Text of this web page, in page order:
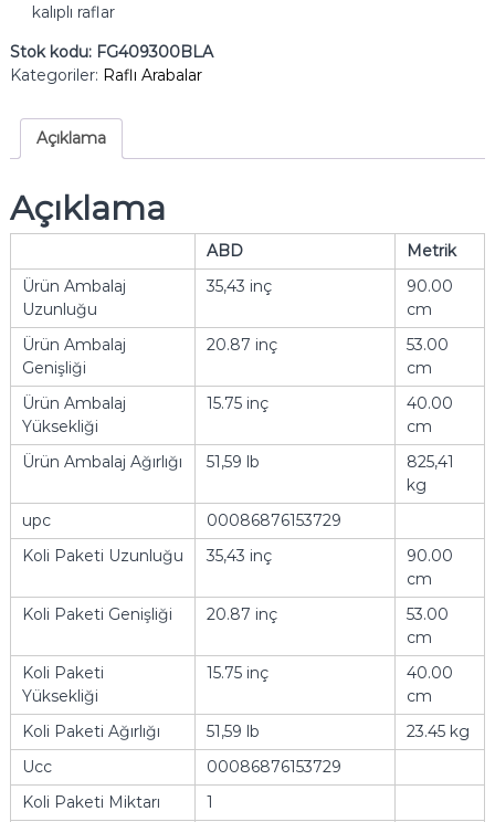
kalıplı raflar
Stok kodu: FG409300BLA
Kategoriler: Raflı Arabalar
Açıklama
Açıklama
ABD
Metrik
Ürün Ambalaj
Uzunluğu
35,43 inç
90.00
cm
Ürün Ambalaj
Genişliği
20.87 inç
53.00
cm
Ürün Ambalaj
Yüksekliği
15.75 inç
40.00
cm
Ürün Ambalaj Ağırlığı
51,59 lb
825,41
kg
upc
00086876153729
Koli Paketi Uzunluğu
35,43 inç
90.00
cm
Koli Paketi Genişliği
20.87 inç
53.00
cm
Koli Paketi
Yüksekliği
15.75 inç
40.00
cm
Koli Paketi Ağırlığı
51,59 lb
23.45 kg
Ucc
00086876153729
Koli Paketi Miktarı
1